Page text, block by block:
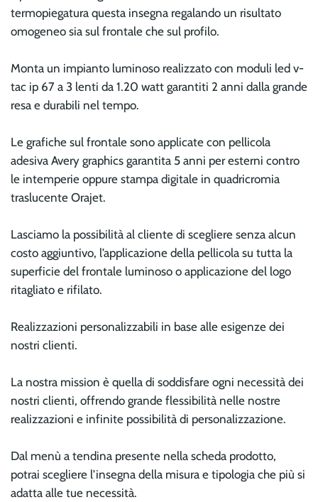
termopiegatura questa insegna regalando un risultato
omogeneo sia sul frontale che sul profilo.
Monta un impianto luminoso realizzato con moduli led v-
tac ip 67 a 3 lenti da 1.20 watt garantiti 2 anni dalla grande
resa e durabili nel tempo.
Le grafiche sul frontale sono applicate con pellicola
adesiva Avery graphics garantita 5 anni per esterni contro
le intemperie oppure stampa digitale in quadricromia
traslucente Orajet.
Lasciamo la possibilità al cliente di scegliere senza alcun
costo aggiuntivo, l’applicazione della pellicola su tutta la
superficie del frontale luminoso o applicazione del logo
ritagliato e rifilato.
Realizzazioni personalizzabili in base alle esigenze dei
nostri clienti.
La nostra mission è quella di soddisfare ogni necessità dei
nostri clienti, offrendo grande flessibilità nelle nostre
realizzazioni e infinite possibilità di personalizzazione.
Dal menù a tendina presente nella scheda prodotto,
potrai scegliere l’insegna della misura e tipologia che più si
adatta alle tue necessità.